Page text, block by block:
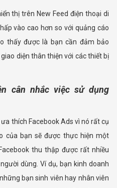
thị trên New Feed điện thoại di
vào cao hơn so với quảng cáo
thấy được là bạn cần đảm bảo
diện thân thiện với các thiết bị
cân nhắc việc sử dụng
thích Facebook Ads vì nó rất cụ
của bạn sẽ được thực hiện một
thu thập được rất nhiều
dùng. Ví dụ, bạn kinh doanh
bạn sinh viên hay nhân viên